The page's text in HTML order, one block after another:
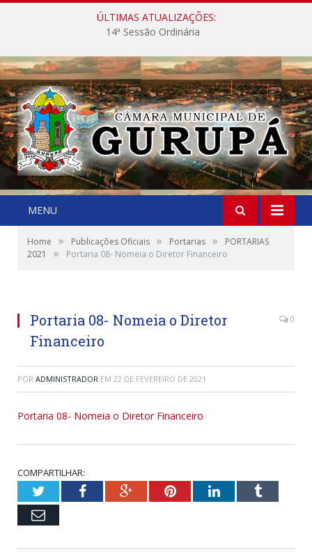
ÚLTIMAS ATUALIZAÇÕES:
14ª Sessão Ordinária
MENU
Home » Publicações Oficiais » Portarias »
PORTARIAS
2021
» Portaria 08- Nomeia o Diretor Financeiro
Portaria 08- Nomeia o Diretor
Financeiro
0
POR ADMINISTRADOR EM 22 DE FEVEREIRO DE 2021
Portaria 08- Nomeia o Diretor Financeiro
COMPARTILHAR:
TwitterFacebookGoogle+PinterestLinkedInTumblr
Email